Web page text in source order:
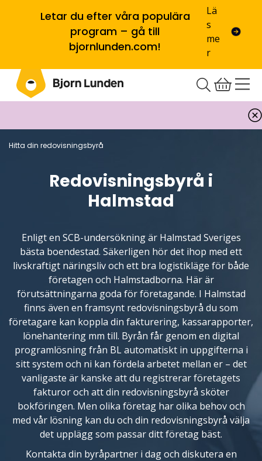
Letar du efter våra populära
program – gå till
bjornlunden.com!
Lä
s
me
r
Hitta din redovisningsbyrå
Redovisningsbyrå i
Halmstad
Enligt en SCB-undersökning är Halmstad Sveriges
bästa boendestad. Säkerligen hör det ihop med ett
livskraftigt näringsliv och ett bra logistikläge för både
företagen och Halmstadborna. Här är
förutsättningarna goda för företagande. I Halmstad
finns även en framsynt redovisningsbyrå du som
företagare kan koppla din fakturering, kassarapporter,
lönehantering mm till. Byrån får genom en digital
programlösning från BL automatiskt in uppgifterna i
sitt system och ni kan fördela arbetet mellan er – det
vanligaste är kanske att du registrerar företagets
fakturor och att din redovisningsbyrå sköter
bokföringen. Men olika företag har olika behov och
med vår lösning kan du och din redovisningsbyrå välja
det upplägg som passar ditt företag bäst.
Kontakta din byråpartner i dag och diskutera en